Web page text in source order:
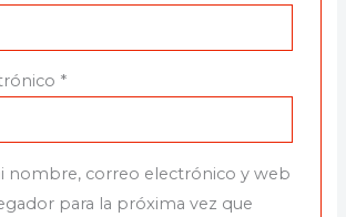
*
nombre, correo electrónico y web
para la próxima vez que